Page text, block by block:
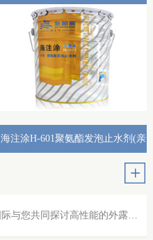
海注涂H-601聚氨酯发泡止水剂(亲
企业要闻相约528 建海国际与您共同探讨高性能的外露防水